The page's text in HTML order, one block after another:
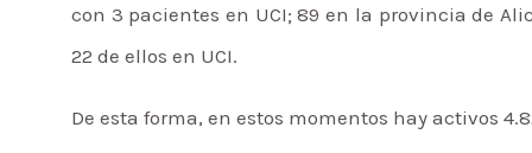
con 3 pacientes en UCI; 89 en la provincia de
22 de ellos en UCI.
De esta forma, en estos momentos hay activos